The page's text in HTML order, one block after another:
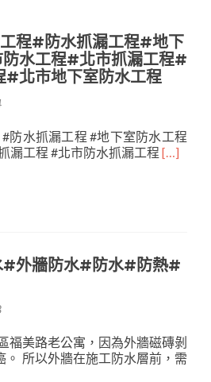
程#防水抓漏工程#地下
水工程#北市抓漏工程#
#北市地下室防水工程
防水抓漏工程 #地下室防水工程
漏工程 #北市防水抓漏工程 […]
#外牆防水#防水#防熱#
福美路老公寓，因為外牆磁磚剝
。 所以外牆在施工防水層前，需